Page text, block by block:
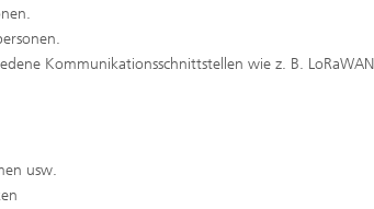
Kommunikationsschnittstellen wie z. B.
usw.